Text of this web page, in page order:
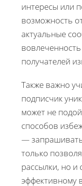
интересы или
возможность
актуальные
получателей
Также важно
подписчик
может не
способов
—
только
рассылки, но и
эффективному